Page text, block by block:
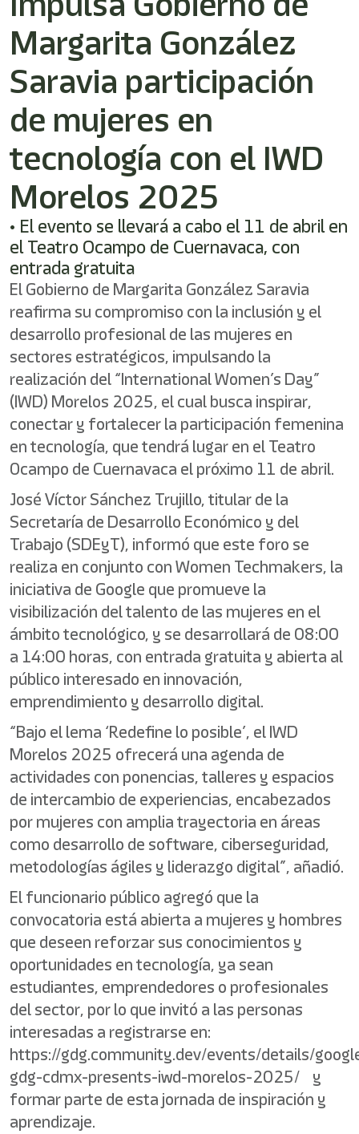
activates
the
screen
help
you
navigate
and
interact
the
content.
Margarita González
Saravia participación
de mujeres en
tecnología con el IWD
Morelos 2025
• El evento se llevará a cabo el 11 de abril en
el Teatro Ocampo de Cuernavaca, con
entrada gratuita
El Gobierno de Margarita González Saravia
reafirma su compromiso con la inclusión y el
desarrollo profesional de las mujeres en
sectores estratégicos, impulsando la
realización del “International Women’s Day”
(IWD) Morelos 2025, el cual busca inspirar,
conectar y fortalecer la participación femenina
en tecnología, que tendrá lugar en el Teatro
Ocampo de Cuernavaca el próximo 11 de abril.
José Víctor Sánchez Trujillo, titular de la
Secretaría de Desarrollo Económico y del
Trabajo (SDEyT), informó que este foro se
realiza en conjunto con Women Techmakers, la
iniciativa de Google que promueve la
visibilización del talento de las mujeres en el
ámbito tecnológico, y se desarrollará de 08:00
a 14:00 horas, con entrada gratuita y abierta al
público interesado en innovación,
emprendimiento y desarrollo digital.
“Bajo el lema ‘Redefine lo posible’, el IWD
Morelos 2025 ofrecerá una agenda de
actividades con ponencias, talleres y espacios
de intercambio de experiencias, encabezados
por mujeres con amplia trayectoria en áreas
como desarrollo de software, ciberseguridad,
metodologías ágiles y liderazgo digital”, añadió.
El funcionario público agregó que la
convocatoria está abierta a mujeres y hombres
que deseen reforzar sus conocimientos y
oportunidades en tecnología, ya sean
estudiantes, emprendedores o profesionales
del sector, por lo que invitó a las personas
interesadas a registrarse en:
https://gdg.community.dev/events/details/
gdg-cdmx-presents-iwd-morelos-2025/ y
formar parte de esta jornada de inspiración y
aprendizaje.